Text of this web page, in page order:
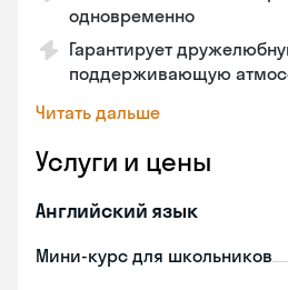
одновременно
Гарантирует
поддерживающую
Читать дальше
Услуги и цены
Английский язык
Мини-курс для школьников